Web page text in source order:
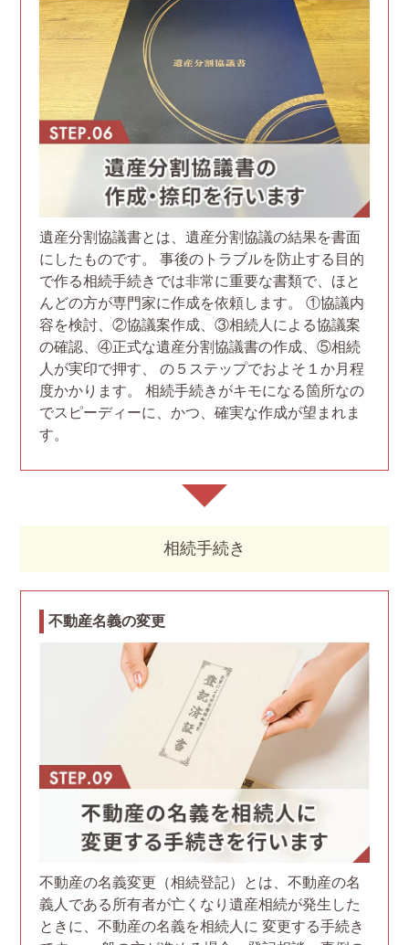
遺産分割協議書とは、遺産分割協議の結果を書面
にしたものです。 事後のトラブルを防止する目的
で作る相続手続きでは非常に重要な書類で、ほと
んどの方が専門家に作成を依頼します。 ①協議内
容を検討、②協議案作成、③相続人による協議案
の確認、④正式な遺産分割協議書の作成、⑤相続
人が実印で押す、 の５ステップでおよそ１か月程
度かかります。 相続手続きがキモになる箇所なの
でスピーディーに、かつ、確実な作成が望まれま
す。
相続手続き
不動産名義の変更
不動産の名義変更（相続登記）とは、不動産の名
義人である所有者が亡くなり遺産相続が発生した
ときに、不動産の名義を相続人に 変更する手続き